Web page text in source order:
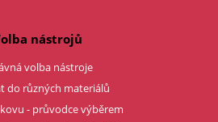
nástrojů
volba nástroje
do různých materiálů
- průvodce výběrem